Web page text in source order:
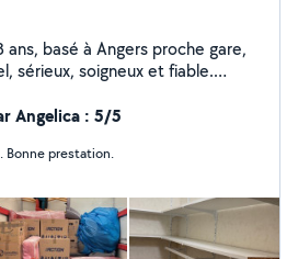
ans, basé à Angers proche gare,
sérieux, soigneux et fiable.
- Mise en déchèterie -
kit - Manutention - Transport
- Aide aux devoirs - Soutien
une grande importance au
réalisées et au respect de
!
Angelica : 5/5
Bonne prestation.